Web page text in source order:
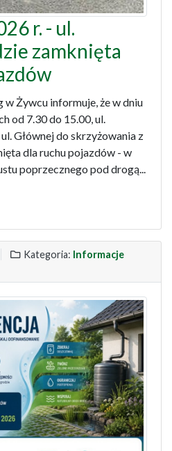
r. - ul.
zamknięta
Żywcu informuje, że w dniu
od 7.30 do 15.00, ul.
Głównej do skrzyżowania z
dla ruchu pojazdów - w
poprzecznego pod drogą...
Kategoria: Informacje